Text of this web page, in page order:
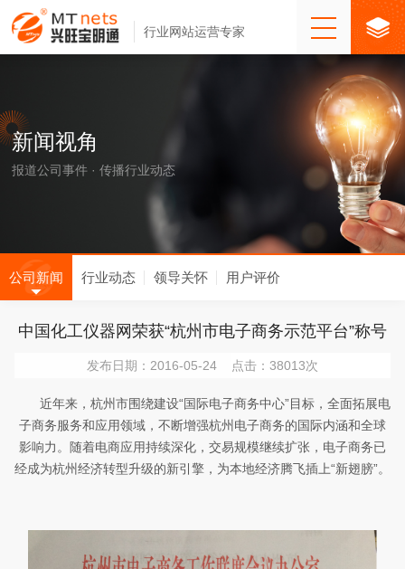
行业网站运营专家
新闻视角
报道公司事件 · 传播行业动态
公司新闻 行业动态 领导关怀 用户评价
中国化工仪器网荣获“杭州市电子商务示范平台”称号
发布日期：2016-05-24 点击：38013次
近年来，杭州市围绕建设“国际电子商务中心”目标，全面拓展电
子商务服务和应用领域，不断增强杭州电子商务的国际内涵和全球
影响力。随着电商应用持续深化，交易规模继续扩张，电子商务已
经成为杭州经济转型升级的新引擎，为本地经济腾飞插上“新翅膀”。